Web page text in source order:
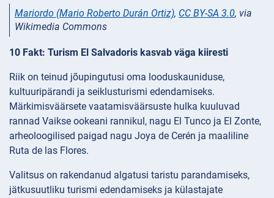
Mariordo (Mario Roberto Durán Ortiz), CC BY-SA 3.0, via
Wikimedia Commons
10 Fakt: Turism El Salvadoris kasvab väga kiiresti
Riik on teinud jõupingutusi oma looduskauniduse,
kultuuripärandi ja seiklusturismi edendamiseks.
Märkimisväärsete vaatamisväärsuste hulka kuuluvad
rannad Vaikse ookeani rannikul, nagu El Tunco ja El Zonte,
arheoloogilised paigad nagu Joya de Cerén ja maaliline
Ruta de las Flores.
Valitsus on rakendanud algatusi taristu parandamiseks,
jätkusuutliku turismi edendamiseks ja külastajate